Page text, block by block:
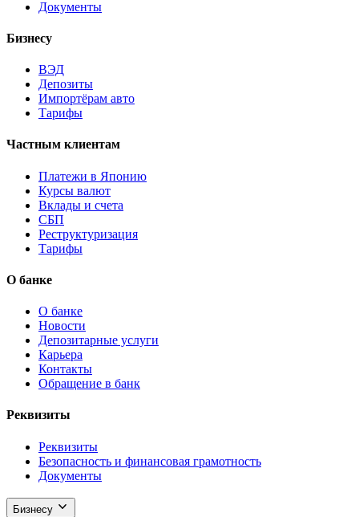
Документы
Бизнесу
ВЭД
Депозиты
Импортёрам авто
Тарифы
Частным клиентам
Платежи в Японию
Курсы валют
Вклады и счета
СБП
Реструктуризация
Тарифы
О банке
О банке
Новости
Депозитарные услуги
Карьера
Контакты
Обращение в банк
Реквизиты
Реквизиты
Безопасность и финансовая грамотность
Документы
Бизнесу